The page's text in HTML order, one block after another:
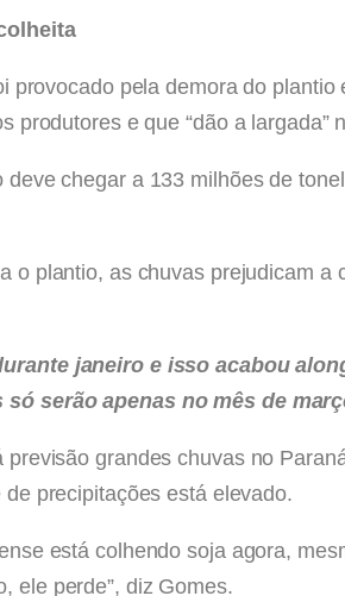
provocado pela demora do
produtores e que “dão a largada”
chegar a 133 milhões de
o plantio, as chuvas prejudicam
janeiro e isso acabou
serão apenas no mês de
grandes chuvas no
precipitações está elevado.
está colhendo soja agora,
ele perde”, diz Gomes.